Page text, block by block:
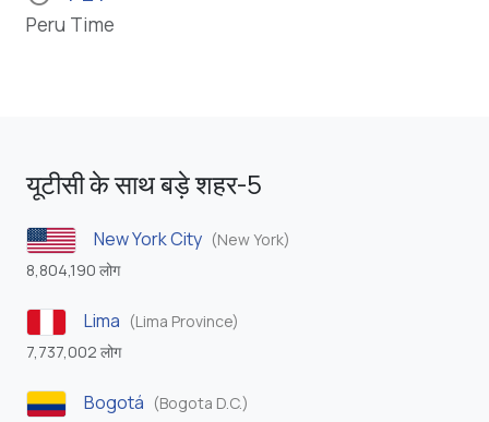
Peru Time
यूटीसी के साथ बड़े शहर-5
New York City (New York)
8,804,190 लोग
Lima (Lima Province)
7,737,002 लोग
Bogotá (Bogota D.C.)